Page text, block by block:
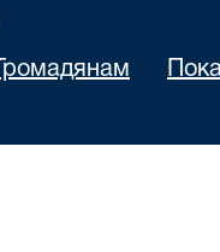
Громадянам